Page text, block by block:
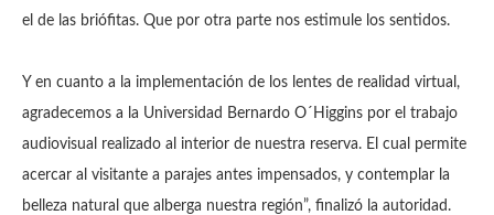
el de las briófitas. Que por otra parte nos estimule los sentidos.
Y en cuanto a la implementación de los lentes de realidad virtual,
agradecemos a la Universidad Bernardo O´Higgins por el trabajo
audiovisual realizado al interior de nuestra reserva. El cual permite
acercar al visitante a parajes antes impensados, y contemplar la
belleza natural que alberga nuestra región”, finalizó la autoridad.